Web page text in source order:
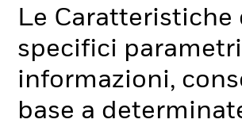
Le
specifici
informazioni,
base a